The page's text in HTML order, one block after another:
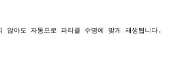
아도 자동으로 파티클 수명에 맞게 재생됩니다.